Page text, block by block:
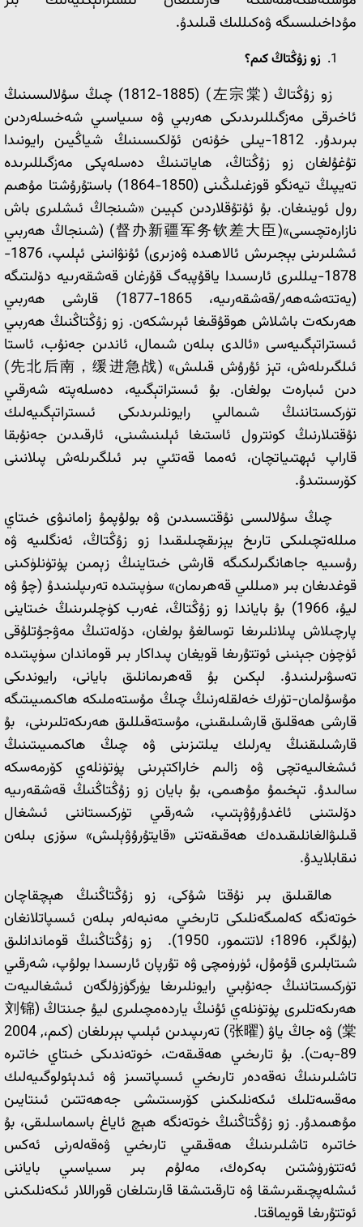
مۇداخىلىسىگە ۋەكىللىك قىلىدۇ.
زو زۇڭتاڭ كىم؟
زو زۇڭتاڭ (左宗棠) (1812-1885) چىڭ سۇلالىسىنىڭ
ئاخىرقى مەزگىللىرىدىكى ھەربىي ۋە سىياسىي شەخسلەردىن
بىرىدۇر. 1812-يىلى خۇنەن ئۆلكىسىنىڭ شياڭيىن رايونىدا
تۇغۇلغان زو زۇڭتاڭ، ھاياتىنىڭ دەسلەپكى مەزگىللىرىدە
تەيپىڭ تيەنگو قوزغىلىڭىنى (1850-1864) باستۇرۇشتا مۇھىم
رول ئوينىغان. بۇ ئۇتۇقلاردىن كېيىن «شىنجاڭ ئىشلىرى باش
نازارەتچىسى»(督办新疆军务钦差大臣) (شىنجاڭ ھەربىي
ئىشلىرىنى بېجىرىش ئالاھىدە ۋەزىرى) ئۇنۋانىنى ئېلىپ، 1876-
1878-يىللىرى ئارىسىدا ياقۇپبەگ قۇرغان قەشقەرىيە دۆلىتىگە
(يەتتەشەھەر/قەشقەرىيە، 1865-1877) قارشى ھەربىي
ھەرىكەت باشلاش ھوقۇقىغا ئېرىشكەن. زو زۇڭتاڭنىڭ ھەربىي
ئىستراتېگىيەسى «ئالدى بىلەن شىمال، ئاندىن جەنۇب، ئاستا
ئىلگىرىلەش، تېز ئۇرۇش قىلىش» (先北后南，缓进急战)
دىن ئىبارەت بولغان. بۇ ئىستراتېگىيە، دەسلەپتە شەرقىي
تۈركىستاننىڭ شىمالىي رايونلىرىدىكى ئىستراتېگىيەلىك
نۇقتىلارنىڭ كونترول ئاستىغا ئېلىنىشىنى، ئارقىدىن جەنۇبقا
قاراپ ئېھتىياتچان، ئەمما قەتئىي بىر ئىلگىرىلەش پىلانىنى
كۆرسىتىدۇ.
چىڭ سۇلالىسى نۇقتىسىدىن ۋە بولۇپمۇ زامانىۋى خىتاي
مىللەتچىلىكى تارىخ يېزىقچىلىقىدا زو زۇڭتاڭ، ئەنگلىيە ۋە
رۇسىيە جاھانگىرلىكىگە قارشى خىتاينىڭ زېمىن پۈتۈنلۈكىنى
قوغدىغان بىر «مىللىي قەھرىمان» سۈپىتىدە تەرىپلىنىدۇ (چۇ ۋە
ليۇ، 1966) بۇ باياندا زو زۇڭتاڭ، غەرب كۈچلىرىنىڭ خىتاينى
پارچىلاش پىلانلىرىغا توسالغۇ بولغان، دۆلەتنىڭ مەۋجۇتلۇقى
ئۈچۈن جېنىنى ئوتتۇرىغا قويغان پىداكار بىر قوماندان سۈپىتىدە
تەسۋىرلىنىدۇ. لېكىن بۇ قەھرىمانلىق بايانى، رايوندىكى
مۇسۇلمان-تۈرك خەلقلەرنىڭ چىڭ مۇستەملىكە ھاكىمىيىتىگە
قارشى ھەقلىق قارشىلىقىنى، مۇستەقىللىق ھەرىكەتلىرىنى، بۇ
قارشىلىقنىڭ يەرلىك يىلتىزىنى ۋە چىڭ ھاكىمىيىتىنىڭ
ئىشغالىيەتچى ۋە زالىم خاراكتېرىنى پۈتۈنلەي كۆرمەسكە
سالىدۇ. تېخىمۇ مۇھىمى، بۇ بايان زو زۇڭتاڭنىڭ قەشقەرىيە
دۆلىتىنى ئاغدۇرۇۋېتىپ، شەرقىي تۈركىستاننى ئىشغال
قىلىۋالغانلىقىدەك ھەقىقەتنى «قايتۇرۇۋېلىش» سۆزى بىلەن
نىقابلايدۇ.
ھالقىلىق بىر نۇقتا شۇكى، زو زۇڭتاڭنىڭ ھېچقاچان
خوتەنگە كەلمىگەنلىكى تارىخىي مەنبەلەر بىلەن ئىسپاتلانغان
(بۇلگېر، 1896؛ لاتتىمور، 1950). زو زۇڭتاڭنىڭ قوماندانلىق
شىتابلىرى قۇمۇل، ئۈرۈمچى ۋە تۇرپان ئارىسىدا بولۇپ، شەرقىي
تۈركىستاننىڭ جەنۇبىي رايونلىرىغا يۈرگۈزۈلگەن ئىشغالىيەت
ھەرىكەتلىرى پۈتۈنلەي ئۇنىڭ ياردەمچىلىرى ليۇ جىنتاڭ (刘锦
棠) ۋە جاڭ ياۋ (张曜) تەرىپىدىن ئېلىپ بېرىلغان (كىم،, 2004
89-بەت). بۇ تارىخىي ھەقىقەت، خوتەندىكى خىتاي خاتىرە
تاشلىرىنىڭ نەقەدەر تارىخىي ئىسپاتسىز ۋە ئىدېئولوگىيەلىك
مەقسەتلىك ئىكەنلىكىنى كۆرسىتىشى جەھەتتىن ئىنتايىن
مۇھىمدۇر. زو زۇڭتاڭنىڭ خوتەنگە ھېچ ئاياغ باسماسلىقى، بۇ
خاتىرە تاشلىرىنىڭ ھەقىقىي تارىخىي ۋەقەلەرنى ئەكس
ئەتتۈرۈشتىن بەكرەك، مەلۇم بىر سىياسىي باياننى
ئىشلەپچىقىرىشقا ۋە تارقىتىشقا قارىتىلغان قوراللار ئىكەنلىكىنى
ئوتتۇرىغا قويماقتا.